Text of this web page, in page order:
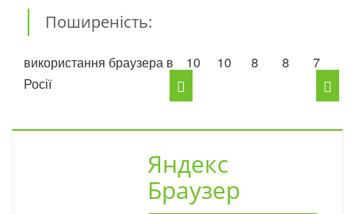
Поширеність:
використання браузера в
Росії
10 10 8 8 7
Яндекс
Браузер